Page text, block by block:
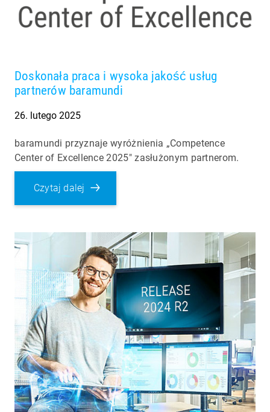
Doskonała praca i wysoka jakość usług
partnerów baramundi
26. lutego 2025
baramundi przyznaje wyróżnienia „Competence
Center of Excellence 2025" zasłużonym partnerom.
Czytaj dalej